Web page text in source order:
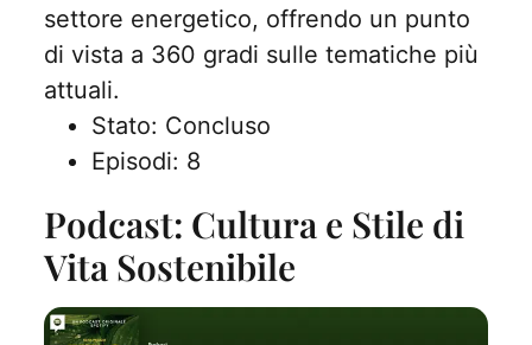
settore energetico, offrendo un punto
di vista a 360 gradi sulle tematiche più
attuali.
Stato: Concluso
Episodi: 8
Podcast: Cultura e Stile di
Vita Sostenibile